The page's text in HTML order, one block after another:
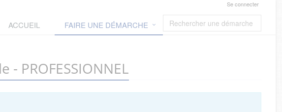
Se connecter
ACCUEIL FAIRE UNE DÉMARCHE
PROFESSIONNEL